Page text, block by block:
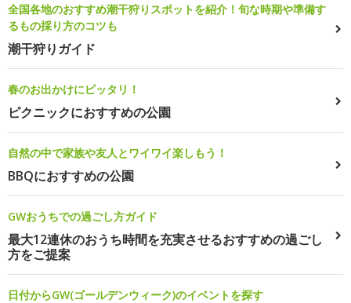
全国各地のおすすめ潮干狩りスポットを紹介！旬な時期や準備す
るもの採り方のコツも
潮干狩りガイド
春のお出かけにピッタリ！
ピクニックにおすすめの公園
自然の中で家族や友人とワイワイ楽しもう！
BBQにおすすめの公園
GWおうちでの過ごし方ガイド
最大12連休のおうち時間を充実させるおすすめの過ごし
方をご提案
日付からGW(ゴールデンウィーク)のイベントを探す